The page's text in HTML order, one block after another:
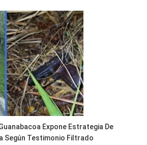
Expone Estrategia De
Según Testimonio Filtrado